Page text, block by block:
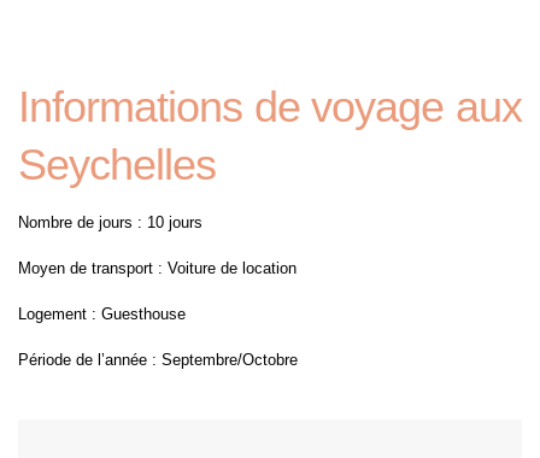
Informations de voyage aux
Seychelles
Nombre de jours : 10 jours
Moyen de transport : Voiture de location
Logement : Guesthouse
Période de l’année : Septembre/Octobre